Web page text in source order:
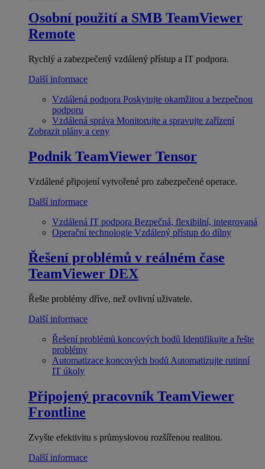
Osobní použití a SMB TeamViewer
Remote
Rychlý a zabezpečený vzdálený přístup a IT podpora.
Další informace
Vzdálená podpora Poskytujte okamžitou a bezpečnou
podporu
Vzdálená správa Monitorujte a spravujte zařízení
Zobrazit plány a ceny
Podnik TeamViewer Tensor
Vzdálené připojení vytvořené pro zabezpečené operace.
Další informace
Vzdálená IT podpora Bezpečná, flexibilní, integrovaná
Operační technologie Vzdálený přístup do dílny
Řešení problémů v reálném čase
TeamViewer DEX
Řešte problémy dříve, než ovlivní uživatele.
Další informace
Řešení problémů koncových bodů Identifikujte a řešte
problémy
Automatizace koncových bodů Automatizujte rutinní
IT úkoly
Připojený pracovník TeamViewer
Frontline
Zvyšte efektivitu s průmyslovou rozšířenou realitou.
Další informace